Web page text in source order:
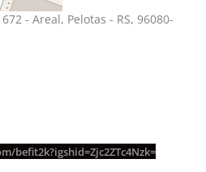
- Areal, Pelotas - RS, 96080-
befit2k?igshid=Zjc2ZTc4Nzk=